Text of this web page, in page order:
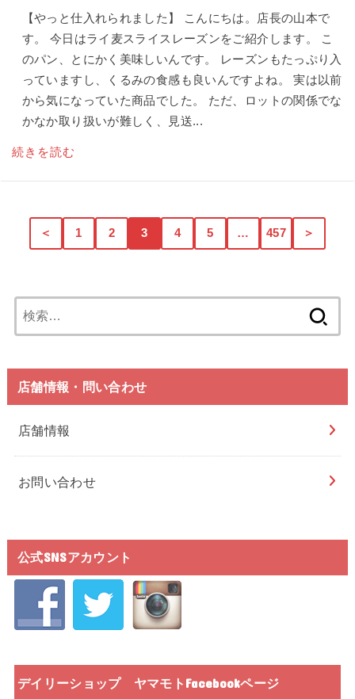
【やっと仕入れられました】 こんにちは。店長の山本で
す。 今日はライ麦スライスレーズンをご紹介します。 こ
のパン、とにかく美味しいんです。 レーズンもたっぷり入
っていますし、くるみの食感も良いんですよね。 実は以前
から気になっていた商品でした。 ただ、ロットの関係でな
かなか取り扱いが難しく、見送...
続きを読む
＜ 1 2 3 4 5 … 457 ＞
索:
店舗情報・問い合わせ
店舗情報
お問い合わせ
公式SNSアカウント
デイリーショップ ヤマモトFacebookページ